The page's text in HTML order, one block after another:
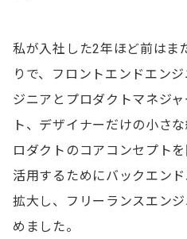
私が入社した2年ほど前はま
りで、フロントエンドエン
ジニアとプロダクトマネジ
ト、デザイナーだけの小さ
ロダクトのコアコンセプト
活用するためにバックエン
拡大し、フリーランスエン
めました。